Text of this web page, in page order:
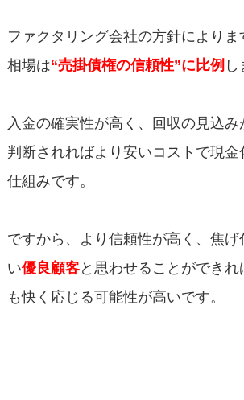
ファクタリング会社の方針により
相場は“売掛債権の信頼性”に比例 し
入金の確実性が高く、回収の見込み
判断されればより安いコストで現金
仕組みです。
ですから、より信頼性が高く、焦
い優良顧客と思わせることができれ
も快く応じる可能性が高いです。